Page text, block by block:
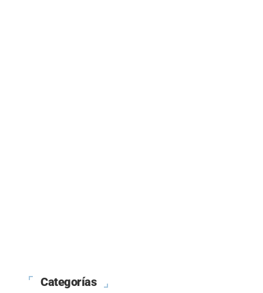
Categorías